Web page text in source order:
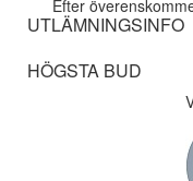
Efter
UTLÄMNINGSINFO
HÖGSTA BUD